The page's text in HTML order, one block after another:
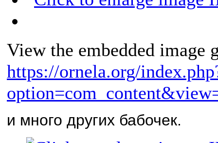
View the embedded image
https://ornela.org/
и много других бабочек.